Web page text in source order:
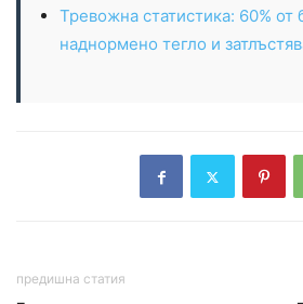
Тревожна статистика: 60% от
наднормено тегло и
предишна статия